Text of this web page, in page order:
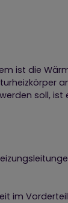
ist die
soll,
im